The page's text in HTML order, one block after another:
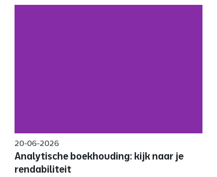
20-06-2026
Analytische boekhouding: kijk naar je
rendabiliteit